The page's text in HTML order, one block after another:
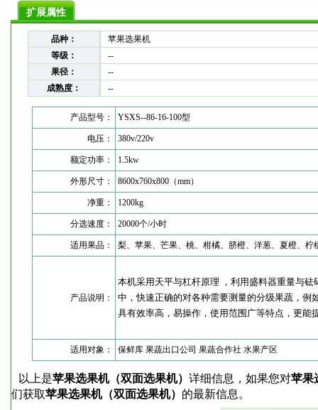
扩展属性
品种：
苹果选果机
等级：
--
果径：
--
成熟度：
--
产品型号： YSXS--86-16-100型
电压： 380v/220v
额定功率： 1.5kw
外形尺寸： 8600x760x800（mm）
净重： 1200kg
分选速度： 20000个/小时
适用果品： 梨、苹果、芒果、桃、柑橘、脐橙、洋葱、夏橙、柠
产品说明：
本机采用天平与杠杆原理 ，利用盛料器重量与
中，快速正确的对各种需要测量的分级果蔬，例
具有效率高，易操作，使用范围广等特点，更能
适用对象： 保鲜库 果蔬出口公司 果蔬合作社 水果产区
以上是苹果选果机（双面选果机） 详细信息，如果您对苹果
们获取苹果选果机（双面选果机） 的最新信息。